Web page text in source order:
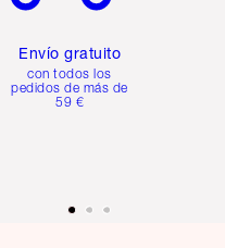
Envío gratuito
con todos los
pedidos de más de
59 €